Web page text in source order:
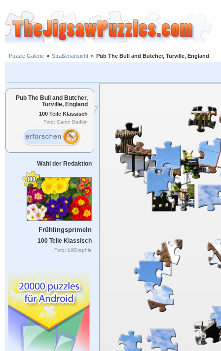
Puzzle Galerie » Straßenansicht » Pub The Bull and Butcher, Turville, England
Pub The Bull and Butcher,
Turville, England
100 Teile Klassisch
Foto: Caron Badkin
Wahl der Redaktion
Frühlingsprimeln
100 Teile Klassisch
Foto: LiliGraphie